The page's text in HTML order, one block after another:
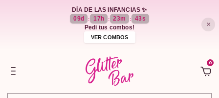
×
DÍA DE LAS INFANCIAS ✨
09d : 17 h : 23m : 43s
Pedi tus combos!
VER COMBOS
0